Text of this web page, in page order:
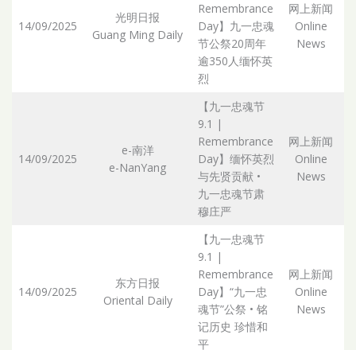
14/09/2025
光明日报
Guang Ming Daily
Remembrance
Day】九一忠魂
节公祭20周年
逾350人缅怀英
烈
网上新闻
Online
News
14/09/2025
e-南洋
e-NanYang
【九一忠魂节
9.1 |
Remembrance
Day】缅怀英烈
与先贤贡献 •
九一忠魂节肃
穆庄严
网上新闻
Online
News
14/09/2025
东方日报
Oriental Daily
【九一忠魂节
9.1 |
Remembrance
Day】“九一忠
魂节”公祭 • 铭
记历史 珍惜和
平
网上新闻
Online
News